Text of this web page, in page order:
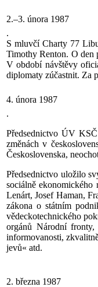
2.–3. února 1987
.
S mluvčí Charty 77
Timothy Renton. O den
V období návštěvy
diplomaty zúčastnit. Za
4. února 1987
.
Předsednictvo ÚV
změnách v
Československa,
Předsednictvo uložilo
sociálně
Lenárt, Josef Haman,
zákona o státním
vědeckotechnického
orgánů Národní fronty,
informovanosti,
jevů« atd.
2. března 1987